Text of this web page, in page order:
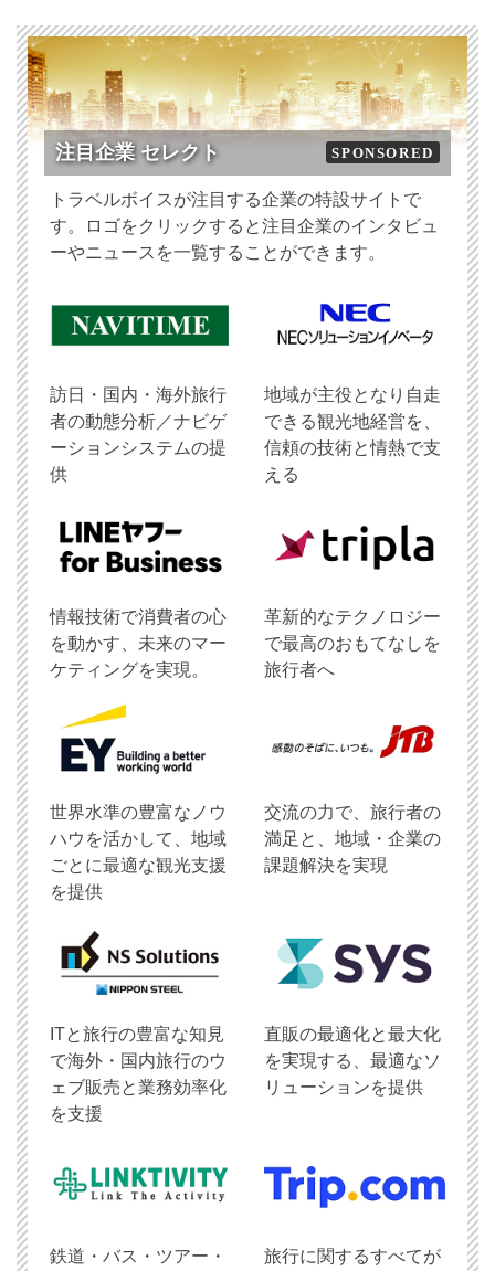
注目企業 セレクト SPONSORED
トラベルボイスが注目する企業の特設サイトで
す。ロゴをクリックすると注目企業のインタビュ
ーやニュースを一覧することができます。
訪日・国内・海外旅行
者の動態分析／ナビゲ
ーションシステムの提
供
地域が主役となり自走
できる観光地経営を、
信頼の技術と情熱で支
える
情報技術で消費者の心
を動かす、未来のマー
ケティングを実現。
革新的なテクノロジー
で最高のおもてなしを
旅行者へ
世界水準の豊富なノウ
ハウを活かして、地域
ごとに最適な観光支援
を提供
交流の力で、旅行者の
満足と、地域・企業の
課題解決を実現
ITと旅行の豊富な知見
で海外・国内旅行のウ
ェブ販売と業務効率化
を支援
直販の最適化と最大化
を実現する、最適なソ
リューションを提供
鉄道・バス・ツアー・
旅行に関するすべてが